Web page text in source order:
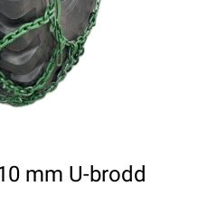
mm U-brodd